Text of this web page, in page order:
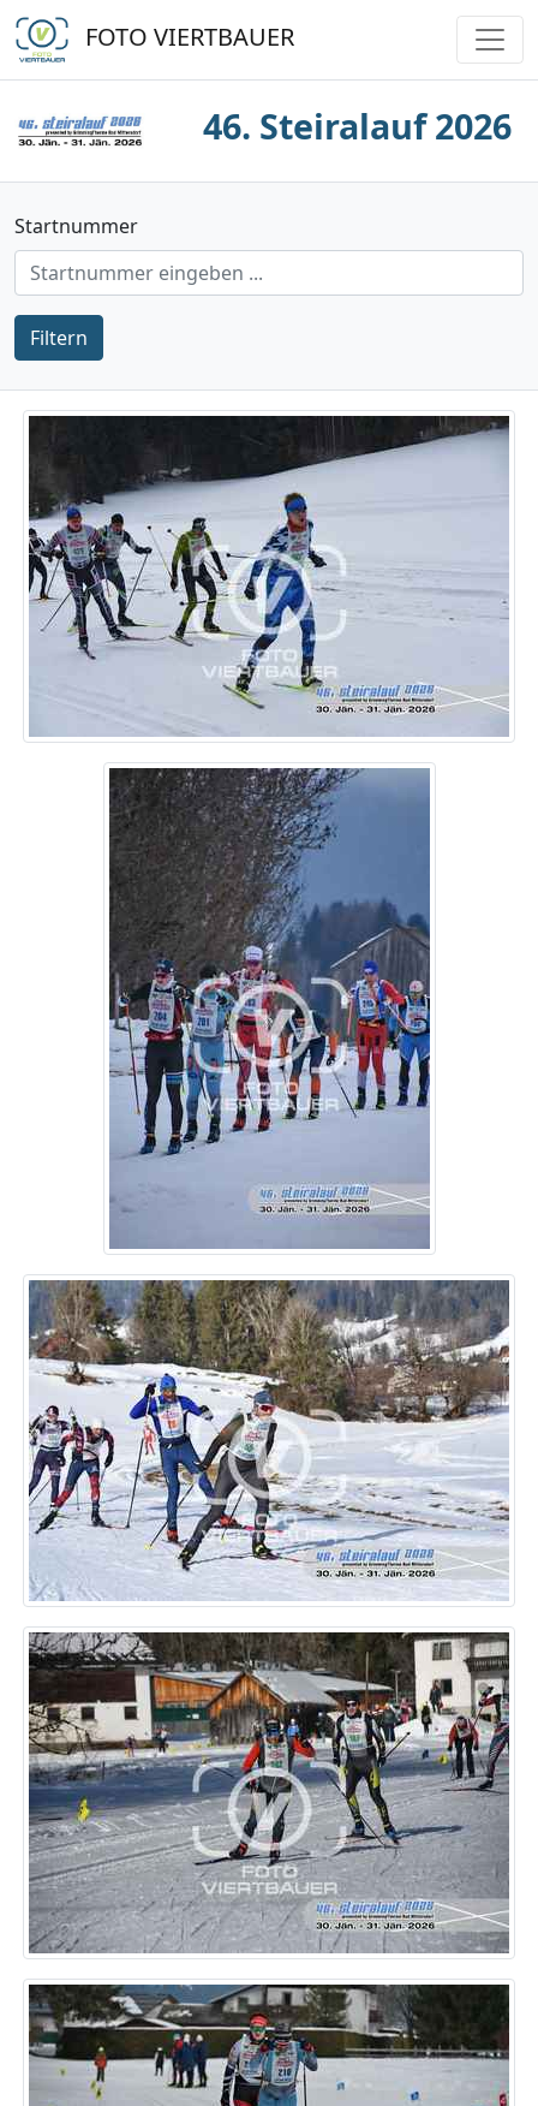
FOTO VIERTBAUER
46. Steiralauf 2026
Startnummer
Filtern